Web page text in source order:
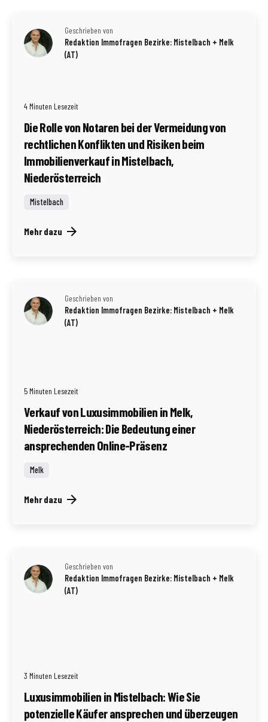
Geschrieben von
Redaktion Immofragen Bezirke: Mistelbach + Melk
(AT)
4 Minuten Lesezeit
Die Rolle von Notaren bei der Vermeidung von
rechtlichen Konflikten und Risiken beim
Immobilienverkauf in Mistelbach,
Niederösterreich
Mistelbach
Mehr dazu
Geschrieben von
Redaktion Immofragen Bezirke: Mistelbach + Melk
(AT)
5 Minuten Lesezeit
Verkauf von Luxusimmobilien in Melk,
Niederösterreich: Die Bedeutung einer
ansprechenden Online-Präsenz
Melk
Mehr dazu
Geschrieben von
Redaktion Immofragen Bezirke: Mistelbach + Melk
(AT)
3 Minuten Lesezeit
Luxusimmobilien in Mistelbach: Wie Sie
potenzielle Käufer ansprechen und überzeugen